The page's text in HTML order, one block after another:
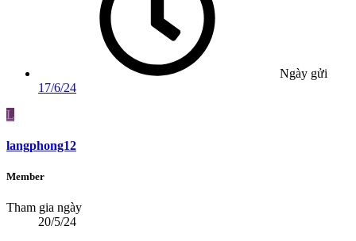
Ngày gửi
17/6/24
L
langphong12
Member
Tham gia ngày
20/5/24